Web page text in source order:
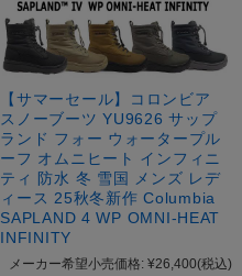
【サマーセール】コロンビア
スノーブーツ YU9626 サップ
ランド フォー ウォータープル
ーフ オムニヒート インフィニ
ティ 防水 冬 雪国 メンズ レデ
ィース 25秋冬新作 Columbia
SAPLAND 4 WP OMNI-HEAT
INFINITY
メーカー希望小売価格: ¥26,400(税込)